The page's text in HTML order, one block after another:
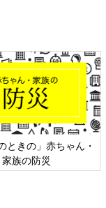
ときの」赤ちゃん・
家族の防災